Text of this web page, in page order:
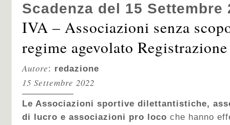
Scadenza del 15 Settembre
IVA – Associazioni senza
regime agevolato
Autore: redazione
15 Settembre 2022
Le Associazioni sportive dilettantistiche,
di lucro e associazioni pro loco che hanno